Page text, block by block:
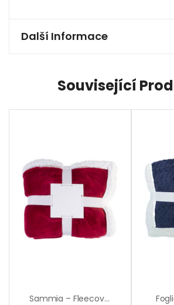
Další Informace
Související
Sammia – Fleecová Deka Z Korálu